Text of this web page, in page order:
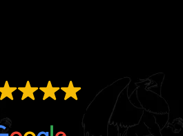
21 avaliações